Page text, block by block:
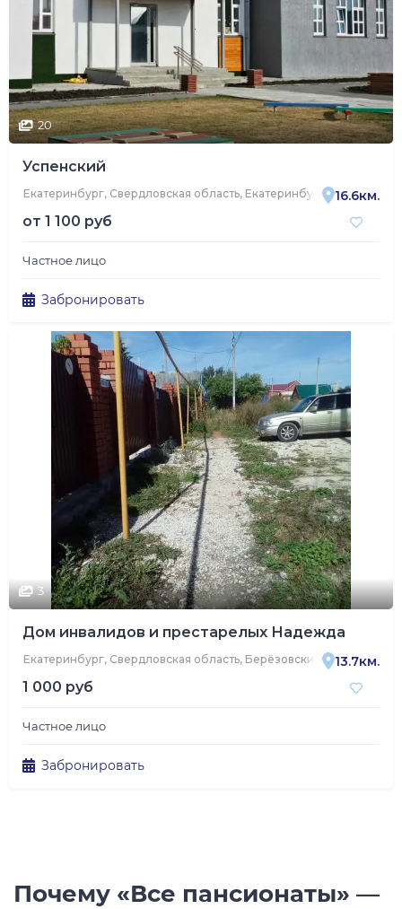
20
Успенский
Екатеринбург, Свердловская область, Екатеринбург, 3-я16.6км.
от 1 100 руб
Частное лицо
Забронировать
3
Дом инвалидов и престарелых Надежда
Екатеринбург, Свердловская область, Берёзовский, Уральская
13.7км.
1 000 руб
Частное лицо
Забронировать
Почему «Все пансионаты» —